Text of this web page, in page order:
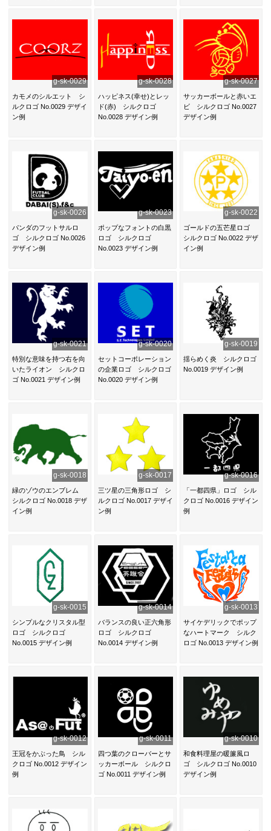
g-sk-0029
カモメのシルエット シ
ルクロゴ No.0029 デザイ
ン例
g-sk-0028
ハッピネス(幸せ)とレッ
ド(赤) シルクロゴ
No.0028 デザイン例
g-sk-0027
サッカーボールと赤いエ
ビ シルクロゴ No.0027
デザイン例
g-sk-0026
パンダのフットサルロ
ゴ シルクロゴ No.0026
デザイン例
g-sk-0023
ポップなフォントの白黒
ロゴ シルクロゴ
No.0023 デザイン例
g-sk-0022
ゴールドの五芒星ロゴ
シルクロゴ No.0022 デザ
イン例
g-sk-0021
特別な意味を持つ右を向
いたライオン シルクロ
ゴ No.0021 デザイン例
g-sk-0020
セットコーポレーション
の企業ロゴ シルクロゴ
No.0020 デザイン例
g-sk-0019
揺らめく炎 シルクロゴ
No.0019 デザイン例
g-sk-0018
緑のゾウのエンブレム
シルクロゴ No.0018 デザ
イン例
g-sk-0017
三ツ星の三角形ロゴ シ
ルクロゴ No.0017 デザイ
ン例
g-sk-0016
「一都四県」ロゴ シル
クロゴ No.0016 デザイン
例
g-sk-0015
シンプルなクリスタル型
ロゴ シルクロゴ
No.0015 デザイン例
g-sk-0014
バランスの良い正六角形
ロゴ シルクロゴ
No.0014 デザイン例
g-sk-0013
サイケデリックでポップ
なハートマーク シルク
ロゴ No.0013 デザイン例
g-sk-0012
王冠をかぶった鳥 シル
クロゴ No.0012 デザイン
例
g-sk-0011
四つ葉のクローバーとサ
ッカーボール シルクロ
ゴ No.0011 デザイン例
g-sk-0010
和食料理屋の暖簾風ロ
ゴ シルクロゴ No.0010
デザイン例